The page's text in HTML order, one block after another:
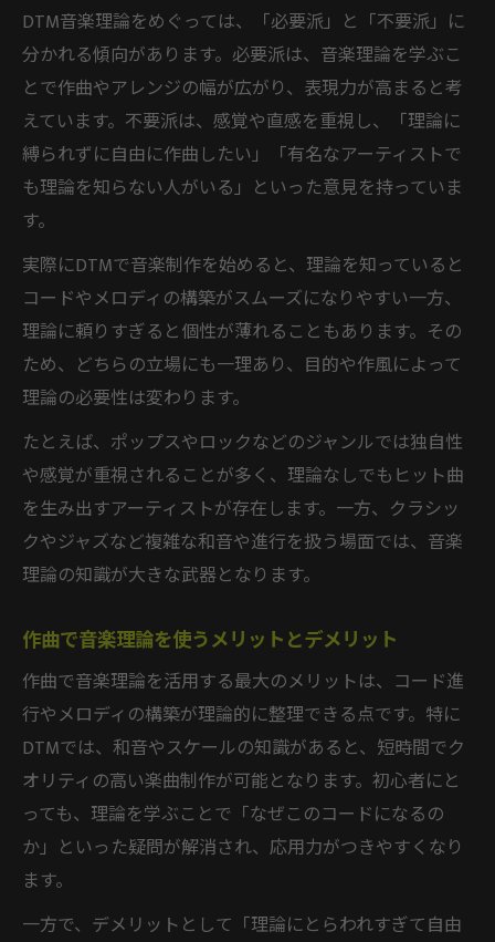
DTM音楽理論をめぐっては、「必要派」と「不要派」に
分かれる傾向があります。必要派は、音楽理論を学ぶこ
とで作曲やアレンジの幅が広がり、表現力が高まると考
えています。不要派は、感覚や直感を重視し、「理論に
縛られずに自由に作曲したい」「有名なアーティストで
も理論を知らない人がいる」といった意見を持っていま
す。
実際にDTMで音楽制作を始めると、理論を知っていると
コードやメロディの構築がスムーズになりやすい一方、
理論に頼りすぎると個性が薄れることもあります。その
ため、どちらの立場にも一理あり、目的や作風によって
理論の必要性は変わります。
たとえば、ポップスやロックなどのジャンルでは独自性
や感覚が重視されることが多く、理論なしでもヒット曲
を生み出すアーティストが存在します。一方、クラシッ
クやジャズなど複雑な和音や進行を扱う場面では、音楽
理論の知識が大きな武器となります。
作曲で音楽理論を使うメリットとデメリット
作曲で音楽理論を活用する最大のメリットは、コード進
行やメロディの構築が理論的に整理できる点です。特に
DTMでは、和音やスケールの知識があると、短時間でク
オリティの高い楽曲制作が可能となります。初心者にと
っても、理論を学ぶことで「なぜこのコードになるの
か」といった疑問が解消され、応用力がつきやすくなり
ます。
一方で、デメリットとして「理論にとらわれすぎて自由